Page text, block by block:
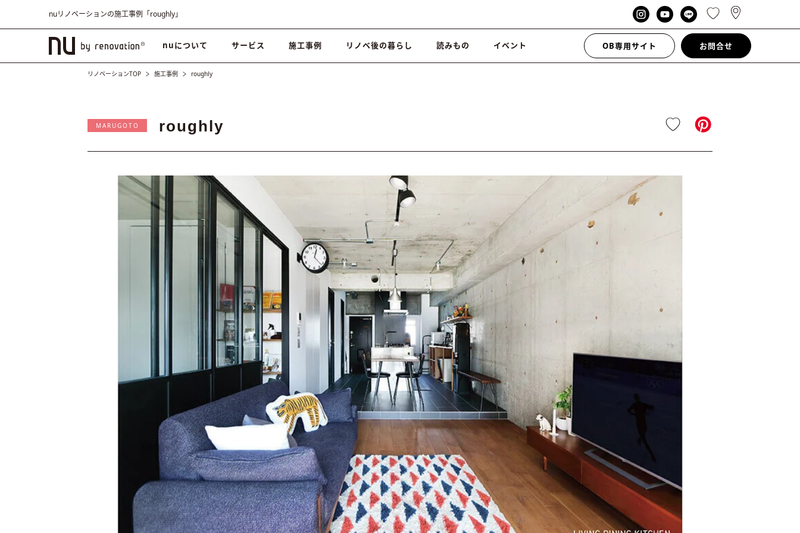
nuリノベーションの施工事例「roughly」
nuについて サービス 施工事例 リノベ後の暮らし 読みもの イベント OB専用サイト お問合せ
リノベーションTOP 施工事例 roughly
MARUGOTO roughly